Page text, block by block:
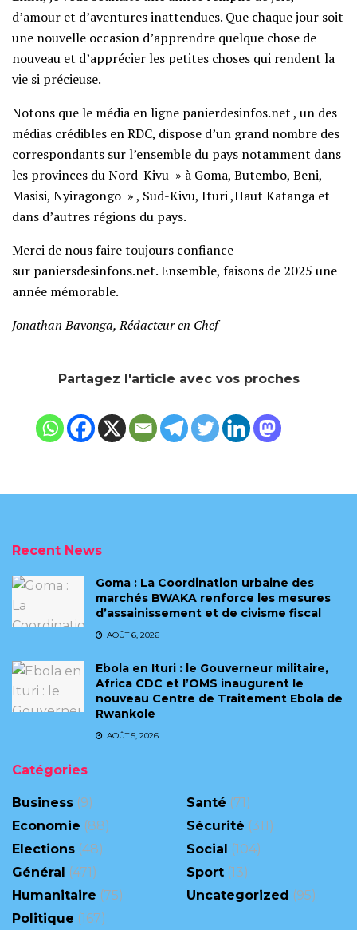
d’amour et d’aventures inattendues. Que chaque jour soit
une nouvelle occasion d’apprendre quelque chose de
nouveau et d’apprécier les petites choses qui rendent la
vie si précieuse.
Notons que le média en ligne panierdesinfos.net , un des
médias crédibles en RDC, dispose d’un grand nombre des
correspondants sur l’ensemble du pays notamment dans
les provinces du Nord-Kivu » à Goma, Butembo, Beni,
Masisi, Nyiragongo » , Sud-Kivu, Ituri ,Haut Katanga et
dans d’autres régions du pays.
Merci de nous faire toujours confiance
sur paniersdesinfons.net. Ensemble, faisons de 2025 une
année mémorable.
Jonathan Bavonga, Rédacteur en Chef
Partagez l'article avec vos proches
Recent News
Goma : La Coordination urbaine des
marchés BWAKA renforce les mesures
d’assainissement et de civisme fiscal
AOÛT 6, 2026
Ebola en Ituri : le Gouverneur militaire,
Africa CDC et l’OMS inaugurent le
nouveau Centre de Traitement Ebola de
Rwankole
AOÛT 5, 2026
Catégories
Business (9)
Economie (88)
Elections (48)
Général (471)
Humanitaire (75)
Politique (167)
Santé (71)
Sécurité (311)
Social (104)
Sport (13)
Uncategorized (95)